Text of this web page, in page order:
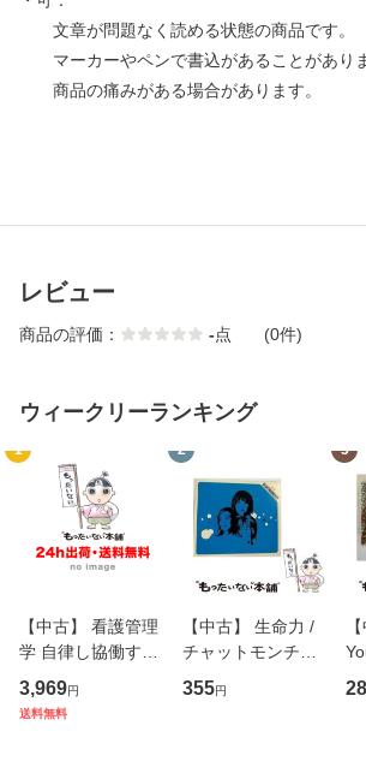
文章が問題なく読める状態の商品です。
マーカーやペンで書込があることがありま
商品の痛みがある場合があります。
レビュー
商品の評価： -点 (0件)
ウィークリーランキング
1
【中古】 看護管理
学 自律し協働する
専門職の看護マネ
ジメントスキル 改
3,969円
送料無料
2
【中古】 生命力 /
チャットモンチー /
キューンレコード
[CD]【メール便送
355円
3
の